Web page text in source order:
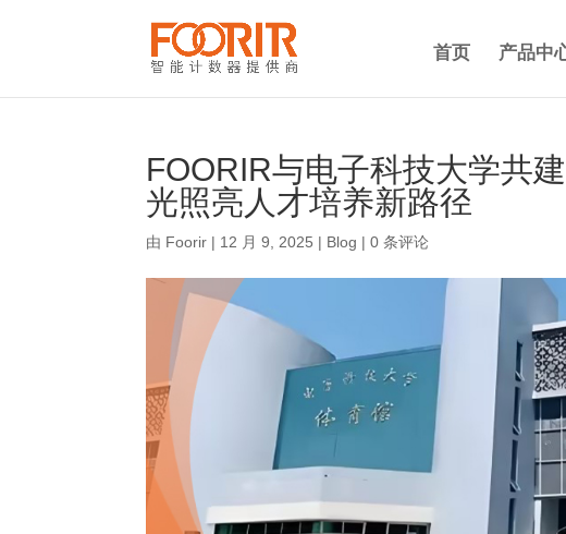
首页 产品中
FOORIR与电子科技大学共
光照亮人才培养新路径
由 Foorir | 12 月 9, 2025 | Blog |0 条评论